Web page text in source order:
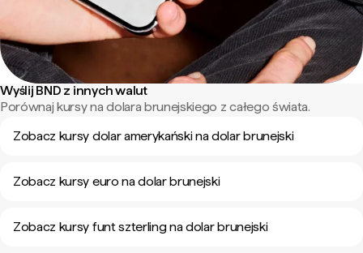
Wyślij BND z innych walut
Porównaj kursy na dolara brunejskiego z całego świata.
Zobacz kursy dolar amerykański na dolar brunejski
Zobacz kursy euro na dolar brunejski
Zobacz kursy funt szterling na dolar brunejski